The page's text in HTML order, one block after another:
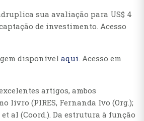
sua avaliação para US$ 4
de investimento. Acesso
disponível aqui. Acesso em
artigos, ambos
livro (PIRES, Fernanda Ivo (Org.);
et al (Coord.). Da estrutura à função